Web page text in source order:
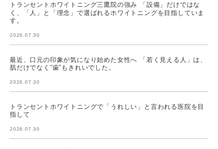
トランセントホワイトニング三鷹院の強み 「設備」だけではな
く、「人」と「理念」で選ばれるホワイトニングを目指していま
す。
2026.07.30
最近、口元の印象が気になり始めた女性へ 「若く見える人」は、
肌だけでなく“歯”もきれいでした。
2026.07.30
トランセントホワイトニングで「うれしい」と言われる医院を目
指して
2026.07.30